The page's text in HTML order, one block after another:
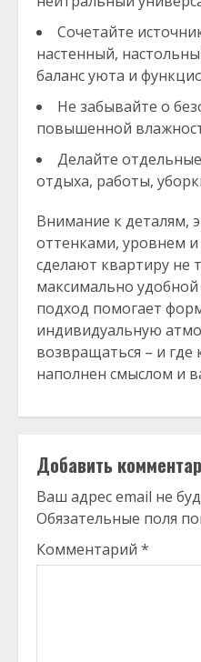
Сочетайте
настенный,
баланс уюта и
Не забывайте о
повышенной
Делайте
отдыха, работы,
Внимание к деталям,
оттенками, уровнем
сделают квартиру не
максимально
подход помогает
индивидуальную
возвращаться – и где
наполнен смыслом и
Добавить
Ваш адрес email не
Обязательные поля
Комментарий *